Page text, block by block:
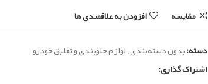
مقایسه
افزودن به علاقمندی ها
دسته:بدون دسته‌بندی,لوازم جلوبندی و تعلیق خودرو
اشتراک گذاری: